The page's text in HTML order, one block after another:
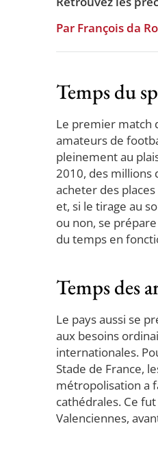
Par François da
Temps du
Le premier match
amateurs de
pleinement au
2010, des millions
acheter des
et, si le tirage au
ou non, se
du temps en
Temps des
Le pays aussi se
aux besoins
internationales.
Stade de France,
métropolisation a
cathédrales. Ce
Valenciennes,